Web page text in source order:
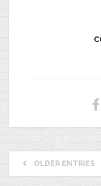
OLDER ENTRIES